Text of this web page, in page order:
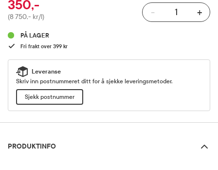
Pris
350,-
(8 750,- kr/l) - +
PÅ LAGER
Fri frakt over 399 kr
Leveranse
Skriv inn postnummeret ditt for å sjekke leveringsmetoder.
Sjekk postnummer
PRODUKTINFO